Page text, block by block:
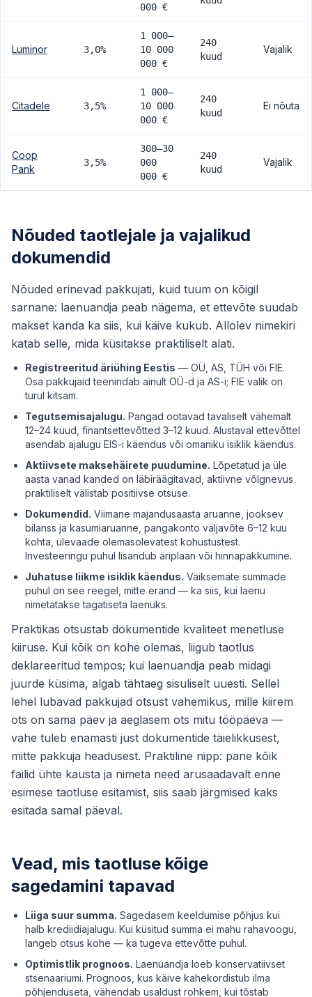
000 €
Luminor 3,0%
1 000–
10 000
000 €
240
kuud
Vajalik
Citadele 3,5%
1 000–
10 000
000 €
240
kuud
Ei nõuta
Coop
Pank
3,5%
300–30
000
000 €
240
kuud
Vajalik
Nõuded taotlejale ja vajalikud
dokumendid
Nõuded erinevad pakkujati, kuid tuum on kõigil
sarnane: laenuandja peab nägema, et ettevõte suudab
makset kanda ka siis, kui käive kukub. Allolev nimekiri
katab selle, mida küsitakse praktiliselt alati.
Registreeritud äriühing Eestis — OÜ, AS, TÜH või FIE.
Osa pakkujaid teenindab ainult OÜ-d ja AS-i; FIE valik on
turul kitsam.
Tegutsemisajalugu. Pangad ootavad tavaliselt vähemalt
12–24 kuud, finantsettevõtted 3–12 kuud. Alustaval ettevõttel
asendab ajalugu EIS-i käendus või omaniku isiklik käendus.
Aktiivsete maksehäirete puudumine. Lõpetatud ja üle
aasta vanad kanded on läbiräägitavad, aktiivne võlgnevus
praktiliselt välistab positiivse otsuse.
Dokumendid. Viimane majandusaasta aruanne, jooksev
bilanss ja kasumiaruanne, pangakonto väljavõte 6–12 kuu
kohta, ülevaade olemasolevatest kohustustest.
Investeeringu puhul lisandub äriplaan või hinnapakkumine.
Juhatuse liikme isiklik käendus. Väiksemate summade
puhul on see reegel, mitte erand — ka siis, kui laenu
nimetatakse tagatiseta laenuks.
Praktikas otsustab dokumentide kvaliteet menetluse
kiiruse. Kui kõik on kohe olemas, liigub taotlus
deklareeritud tempos; kui laenuandja peab midagi
juurde küsima, algab tähtaeg sisuliselt uuesti. Sellel
lehel lubavad pakkujad otsust vahemikus, mille kiirem
ots on sama päev ja aeglasem ots mitu tööpäeva —
vahe tuleb enamasti just dokumentide täielikkusest,
mitte pakkuja headusest. Praktiline nipp: pane kõik
failid ühte kausta ja nimeta need arusaadavalt enne
esimese taotluse esitamist, siis saab järgmised kaks
esitada samal päeval.
Vead, mis taotluse kõige
sagedamini tapavad
Liiga suur summa. Sagedasem keeldumise põhjus kui
halb krediidiajalugu. Kui küsitud summa ei mahu rahavoogu,
langeb otsus kohe — ka tugeva ettevõtte puhul.
Optimistlik prognoos. Laenuandja loeb konservatiivset
stsenaariumi. Prognoos, kus käive kahekordistub ilma
põhjenduseta, vähendab usaldust rohkem, kui tõstab